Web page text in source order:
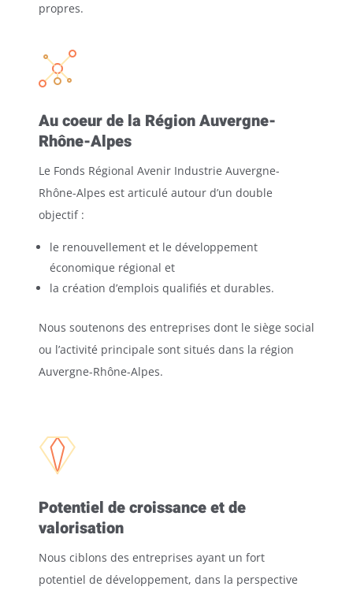
propres.
Au coeur de la Région Auvergne-
Rhône-Alpes
Le Fonds Régional Avenir Industrie Auvergne-
Rhône-Alpes est articulé autour d’un double
objectif :
le renouvellement et le développement
économique régional et
la création d’emplois qualifiés et durables.
Nous soutenons des entreprises dont le siège social
ou l’activité principale sont situés dans la région
Auvergne-Rhône-Alpes.
Potentiel de croissance et de
valorisation
Nous ciblons des entreprises ayant un fort
potentiel de développement, dans la perspective